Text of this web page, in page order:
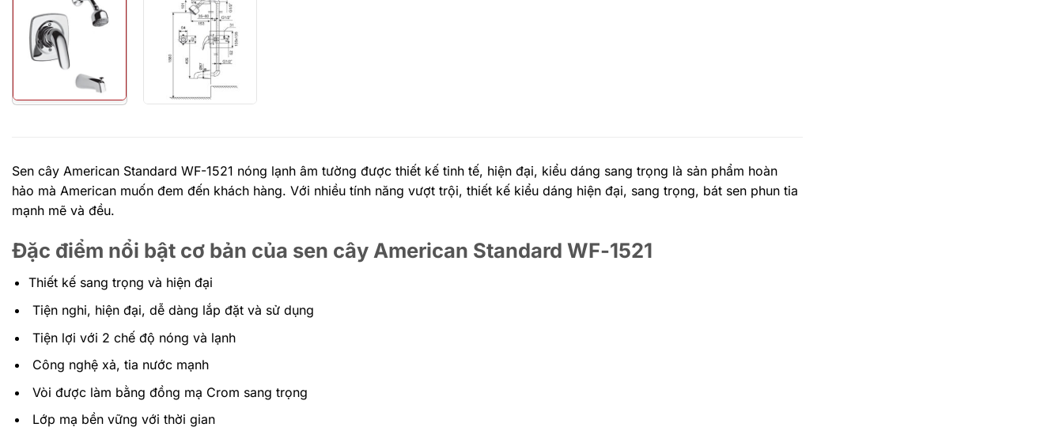
Sen cây American Standard WF-1521 nóng lạnh âm tường được thiết kế tinh tế, hiện đại, kiểu dáng sang trọng là sản phẩm hoàn
hảo mà American muốn đem đến khách hàng. Với nhiều tính năng vượt trội, thiết kế kiểu dáng hiện đại, sang trọng, bát sen phun tia
mạnh mẽ và đều.
Đặc điểm nổi bật cơ bản của sen cây American Standard WF-1521
Thiết kế sang trọng và hiện đại
Tiện nghi, hiện đại, dễ dàng lắp đặt và sử dụng
Tiện lợi với 2 chế độ nóng và lạnh
Công nghệ xả, tia nước mạnh
Vòi được làm bằng đồng mạ Crom sang trọng
Lớp mạ bền vững với thời gian